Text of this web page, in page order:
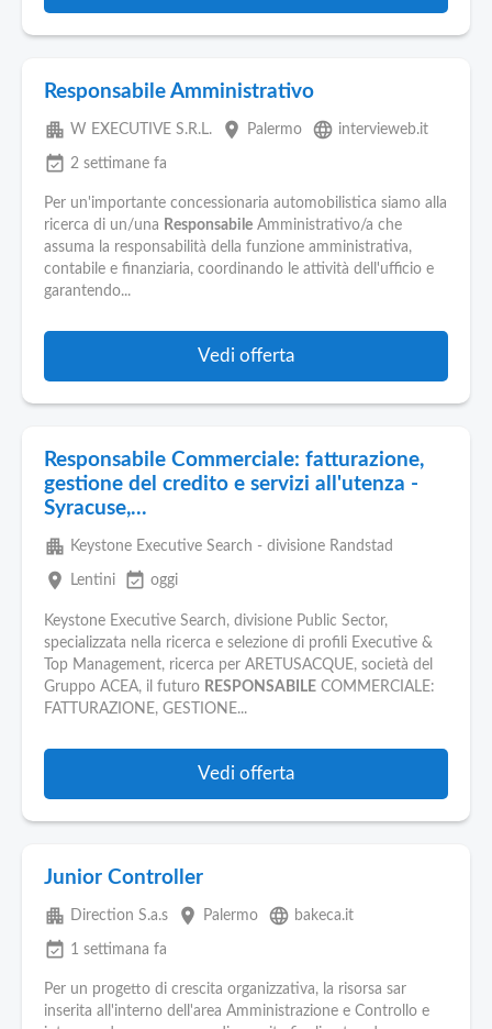
Responsabile Amministrativo
apartment W EXECUTIVE S.R.L. place Palermo language intervieweb.it
event_available 2 settimane fa
Per un'importante concessionaria automobilistica siamo alla
ricerca di un/una Responsabile Amministrativo/a che
assuma la responsabilità della funzione amministrativa,
contabile e finanziaria, coordinando le attività dell'ufficio e
garantendo...
Vedi offerta
Responsabile Commerciale: fatturazione,
gestione del credito e servizi all'utenza -
Syracuse,...
apartment Keystone Executive Search - divisione Randstad
place Lentini event_available oggi
Keystone Executive Search, divisione Public Sector,
specializzata nella ricerca e selezione di profili Executive &
Top Management, ricerca per ARETUSACQUE, società del
Gruppo ACEA, il futuro RESPONSABILE COMMERCIALE:
FATTURAZIONE, GESTIONE...
Vedi offerta
Junior Controller
apartment Direction S.a.s place Palermo language bakeca.it
event_available 1 settimana fa
Per un progetto di crescita organizzativa, la risorsa sar
inserita all'interno dell'area Amministrazione e Controllo e